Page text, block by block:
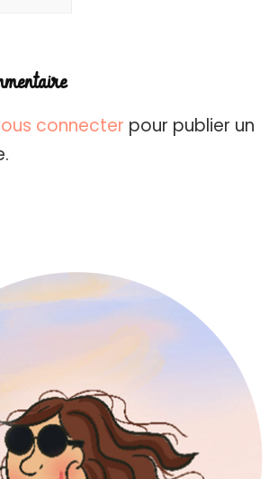
connecter pour publier un